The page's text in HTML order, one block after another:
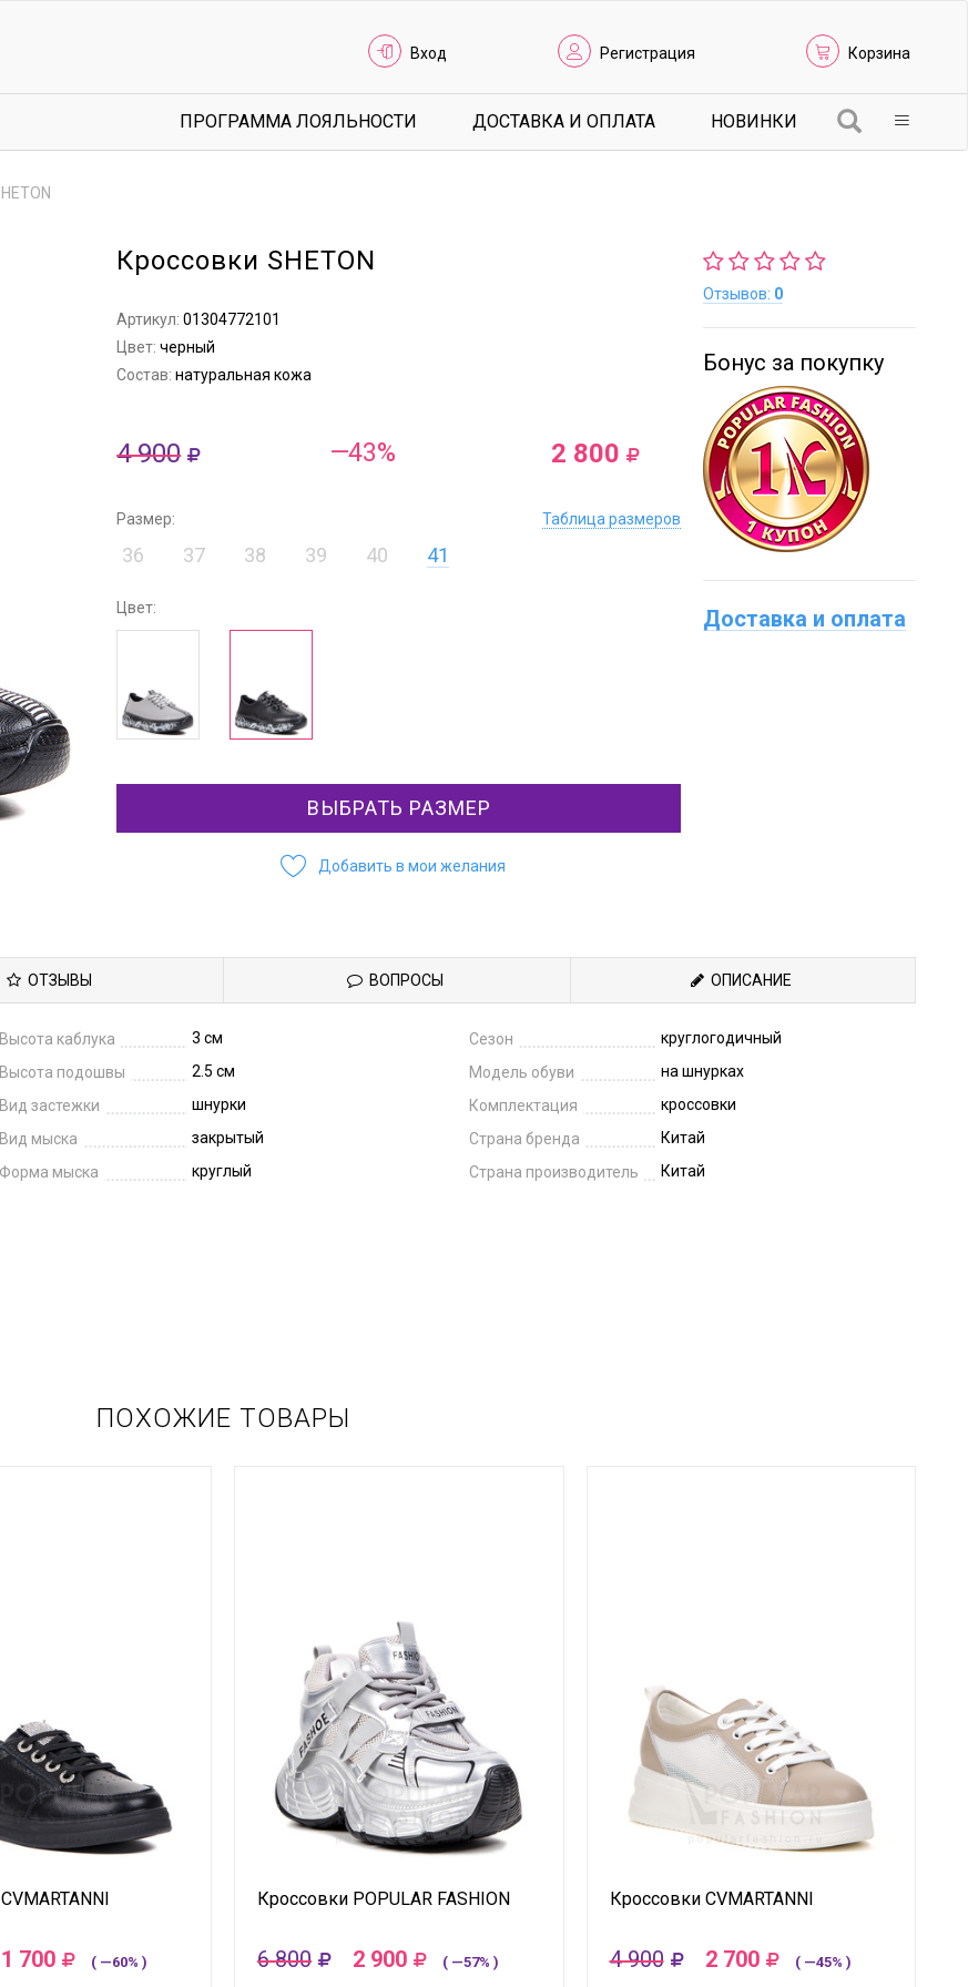
Вход Регистрация Корзина
ПРОГРАММА ЛОЯЛЬНОСТИ ДОСТАВКА И ОПЛАТА НОВИНКИ
Кроссовки SHETON
Артикул:01304772101
Цвет:черный
Состав:натуральная кожа
4 900 —43% 2 800
Размер: Таблица размеров
36 37 38 39 40 41
Цвет:
ВЫБРАТЬ РАЗМЕР
Добавить в мои желания
Отзывов: 0
Бонус за покупку
Доставка и оплата
ОТЗЫВЫ ВОПРОСЫ ОПИСАНИЕ
Высота каблука
3 см
Высота подошвы
2.5 см
Вид застежки
шнурки
Вид мыска
закрытый
Форма мыска
круглый
Сезон
круглогодичный
Модель обуви
на шнурках
Комплектация
кроссовки
Страна бренда
Китай
Страна производитель
Китай
ПОХОЖИЕ ТОВАРЫ
1 700 ( —60% )
Кроссовки POPULAR FASHION
6 800 2 900 ( —57% )
Кроссовки CVMARTANNI
4 900 2 700 ( —45% )